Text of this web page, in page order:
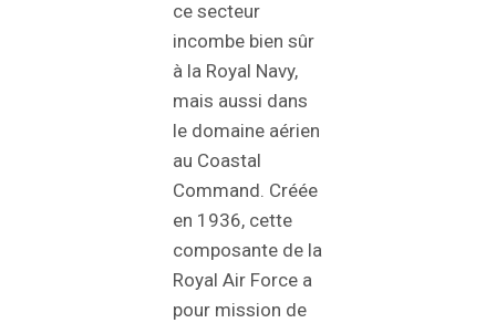
ce secteur
incombe bien sûr
à la Royal Navy,
mais aussi dans
le domaine aérien
au Coastal
Command. Créée
en 1936, cette
composante de la
Royal Air Force a
pour mission de